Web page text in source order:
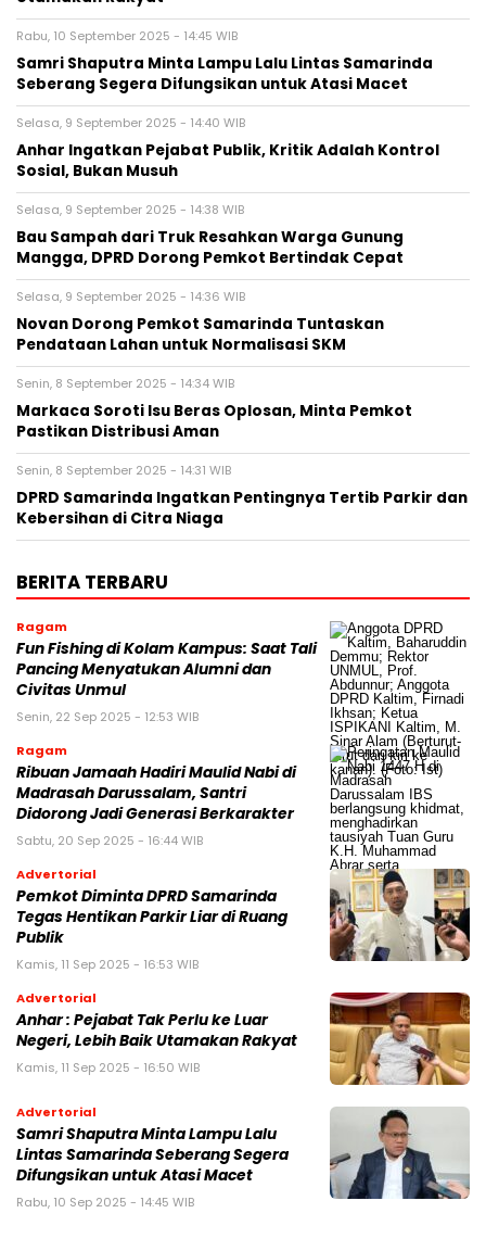
Rabu, 10 September 2025 - 14:45 WIB
Samri Shaputra Minta Lampu Lalu Lintas Samarinda
Seberang Segera Difungsikan untuk Atasi Macet
Selasa, 9 September 2025 - 14:40 WIB
Anhar Ingatkan Pejabat Publik, Kritik Adalah Kontrol
Sosial, Bukan Musuh
Selasa, 9 September 2025 - 14:38 WIB
Bau Sampah dari Truk Resahkan Warga Gunung
Mangga, DPRD Dorong Pemkot Bertindak Cepat
Selasa, 9 September 2025 - 14:36 WIB
Novan Dorong Pemkot Samarinda Tuntaskan
Pendataan Lahan untuk Normalisasi SKM
Senin, 8 September 2025 - 14:34 WIB
Markaca Soroti Isu Beras Oplosan, Minta Pemkot
Pastikan Distribusi Aman
Senin, 8 September 2025 - 14:31 WIB
DPRD Samarinda Ingatkan Pentingnya Tertib Parkir dan
Kebersihan di Citra Niaga
BERITA TERBARU
Ragam
Fun Fishing di Kolam Kampus: Saat Tali
Pancing Menyatukan Alumni dan
Civitas Unmul
Senin, 22 Sep 2025 - 12:53 WIB
Ragam
Ribuan Jamaah Hadiri Maulid Nabi di
Madrasah Darussalam, Santri
Didorong Jadi Generasi Berkarakter
Sabtu, 20 Sep 2025 - 16:44 WIB
Advertorial
Pemkot Diminta DPRD Samarinda
Tegas Hentikan Parkir Liar di Ruang
Publik
Kamis, 11 Sep 2025 - 16:53 WIB
Advertorial
Anhar : Pejabat Tak Perlu ke Luar
Negeri, Lebih Baik Utamakan Rakyat
Kamis, 11 Sep 2025 - 16:50 WIB
Advertorial
Samri Shaputra Minta Lampu Lalu
Lintas Samarinda Seberang Segera
Difungsikan untuk Atasi Macet
Rabu, 10 Sep 2025 - 14:45 WIB